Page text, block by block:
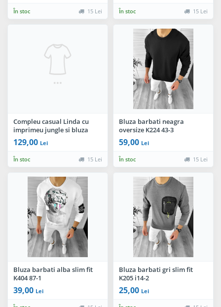
În stoc 15 Lei În stoc 15 Lei
Compleu casual Linda cu
imprimeu jungle si bluza
asimetrica By InPuff
129,00 Lei
În stoc 15 Lei
Bluza barbati neagra
oversize K224 43-3
59,00 Lei
În stoc 15 Lei
Bluza barbati alba slim fit
K404 87-1
39,00 Lei
Bluza barbati gri slim fit
K205 i14-2
25,00 Lei